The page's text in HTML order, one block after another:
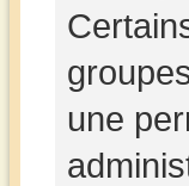
une